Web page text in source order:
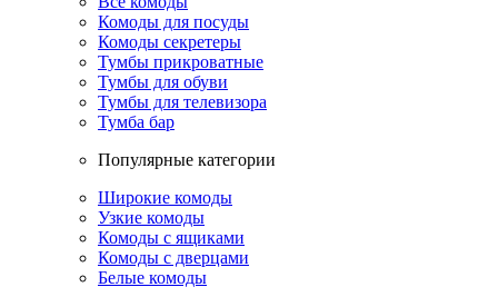
Комоды для посуды
Комоды секретеры
Тумбы прикроватные
Тумбы для обуви
Тумбы для телевизора
Тумба бар
Популярные категории
Широкие комоды
Узкие комоды
Комоды с ящиками
Комоды с дверцами
Белые комоды